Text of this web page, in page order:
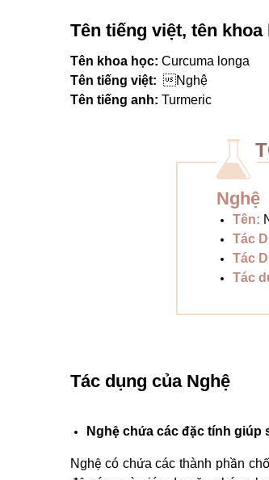
Tên tiếng việt, tên
Tên khoa học: Curcuma longa
Tên tiếng việt: Nghệ
Tên tiếng anh: Turmeric
Nghệ
Tên:
Tác
Tác
Tác
Tác dụng của Nghệ
Nghệ chứa các đặc tính giúp
Nghệ có chứa các thành phần